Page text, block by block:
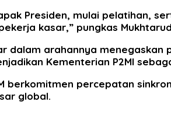
Presiden, mulai pelatihan,
kasar,” pungkas
dalam arahannya
Kementerian P2MI
berkomitmen percepatan
global.